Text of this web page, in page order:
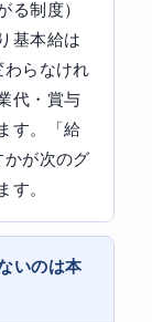
る制度）
基本給は
わらなけれ
代・賞与
す。「給
かが次のグ
す。
いのは本